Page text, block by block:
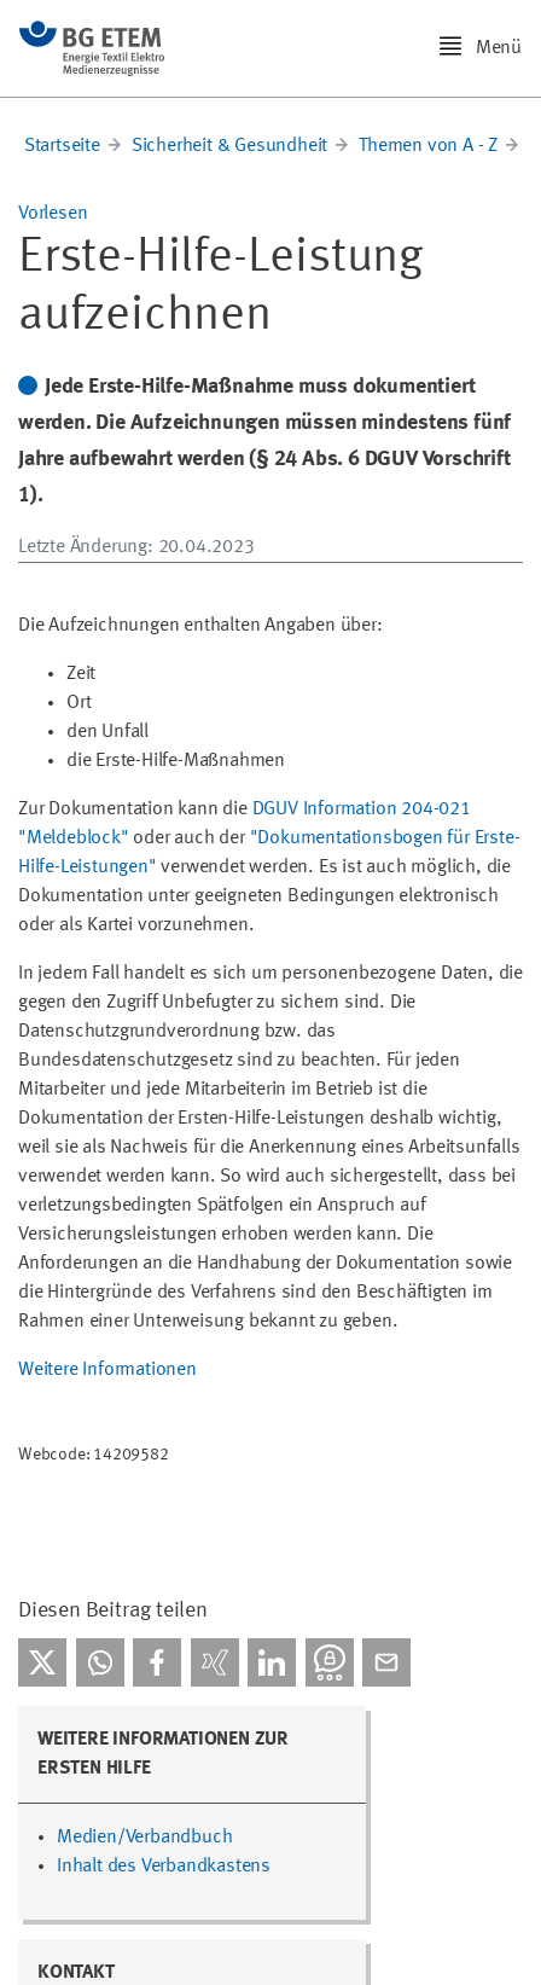
Menü
Startseite Sicherheit & Gesundheit Themen von A - Z
Vorlesen
Erste-Hilfe-Leistung
aufzeichnen
Jede Erste-Hilfe-Maßnahme muss dokumentiert
werden. Die Aufzeichnungen müssen mindestens fünf
Jahre aufbewahrt werden (§ 24 Abs. 6 DGUV Vorschrift
1).
Letzte Änderung: 20.04.2023
Die Aufzeichnungen enthalten Angaben über:
Zeit
Ort
den Unfall
die Erste-Hilfe-Maßnahmen
Zur Dokumentation kann die DGUV Information 204-021
"Meldeblock" oder auch der "Dokumentationsbogen für Erste-
Hilfe-Leistungen" verwendet werden. Es ist auch möglich, die
Dokumentation unter geeigneten Bedingungen elektronisch
oder als Kartei vorzunehmen.
In jedem Fall handelt es sich um personenbezogene Daten, die
gegen den Zugriff Unbefugter zu sichern sind. Die
Datenschutzgrundverordnung bzw. das
Bundesdatenschutzgesetz sind zu beachten. Für jeden
Mitarbeiter und jede Mitarbeiterin im Betrieb ist die
Dokumentation der Ersten-Hilfe-Leistungen deshalb wichtig,
weil sie als Nachweis für die Anerkennung eines Arbeitsunfalls
verwendet werden kann. So wird auch sichergestellt, dass bei
verletzungsbedingten Spätfolgen ein Anspruch auf
Versicherungsleistungen erhoben werden kann. Die
Anforderungen an die Handhabung der Dokumentation sowie
die Hintergründe des Verfahrens sind den Beschäftigten im
Rahmen einer Unterweisung bekannt zu geben.
Weitere Informationen
Webcode: 14209582
Diesen Beitrag teilen
WEITERE INFORMATIONEN ZUR
ERSTEN HILFE
Medien/Verbandbuch
Inhalt des Verbandkastens
KONTAKT